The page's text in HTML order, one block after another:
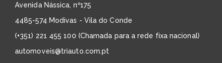
Avenida Nássica, nº175
4485-574 Modivas - Vila do Conde
(+351) 221 455 100 (Chamada para a rede fixa nacional)
automoveis@triauto.com.pt